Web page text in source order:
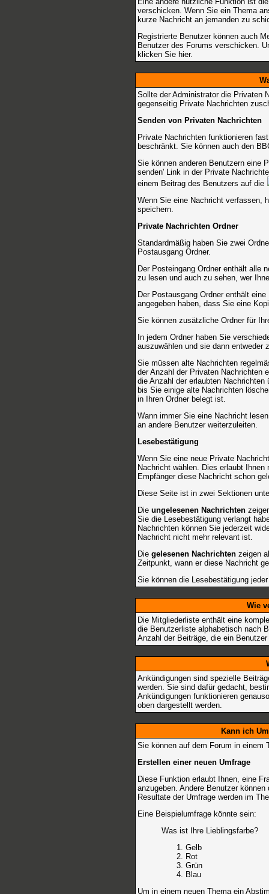
verschicken. Wenn Sie ein Thema
kurze Nachricht an jemanden zu
Registrierte Benutzer können auch
Benutzer des Forums verschicken.
klicken Sie hier.
Sollte der Administrator die Privaten
gegenseitig Private Nachrichten
Senden von Privaten Nachrichten
Private Nachrichten funktionieren
beschränkt. Sie können auch den
Sie können anderen Benutzern eine
senden' Link in der Private
einem Beitrag des Benutzers auf die
Wenn Sie eine Nachricht verfassen,
speichern.
Private Nachrichten Ordner
Standardmäßig haben Sie zwei
Postausgang Ordner.
Der Posteingang Ordner enthält alle
zu lesen und auch zu sehen, wer
Der Postausgang Ordner enthält
angegeben haben, dass Sie eine
Sie können zusätzliche Ordner für
In jedem Ordner haben Sie
auszuwählen und sie dann entweder
Sie müssen alte Nachrichten
der Anzahl der Privaten Nachrichten
die Anzahl der erlaubten
bis Sie einige alte Nachrichten
in Ihren Ordner belegt ist.
Wann immer Sie eine Nachricht
an andere Benutzer weiterzuleiten.
Lesebestätigung
Wenn Sie eine neue Private
Nachricht wählen. Dies erlaubt
Empfänger diese Nachricht schon
Diese Seite ist in zwei Sektionen
Dieungelesenen Nachrichten
Sie die Lesebestätigung verlangt
Nachrichten können Sie jederzeit
Nachricht nicht mehr relevant ist.
Diegelesenen Nachrichten zeigen
Zeitpunkt, wann er diese Nachricht
Sie können die Lesebestätigung
Wie
Die Mitgliederliste enthält eine
die Benutzerliste alphabetisch nach
Anzahl der Beiträge, die ein
Ankündigungen sind spezielle
werden. Sie sind dafür gedacht,
Ankündigungen funktionieren
oben dargestellt werden.
Kann ich
Sie können auf dem Forum in einem
Erstellen einer neuen Umfrage
Diese Funktion erlaubt Ihnen, eine
anzugeben. Andere Benutzer
Resultate der Umfrage werden im
Eine Beispielumfrage könnte sein:
Was ist Ihre Lieblingsfarbe?
Gelb
Rot
Grün
Blau
Um in einem neuen Thema ein